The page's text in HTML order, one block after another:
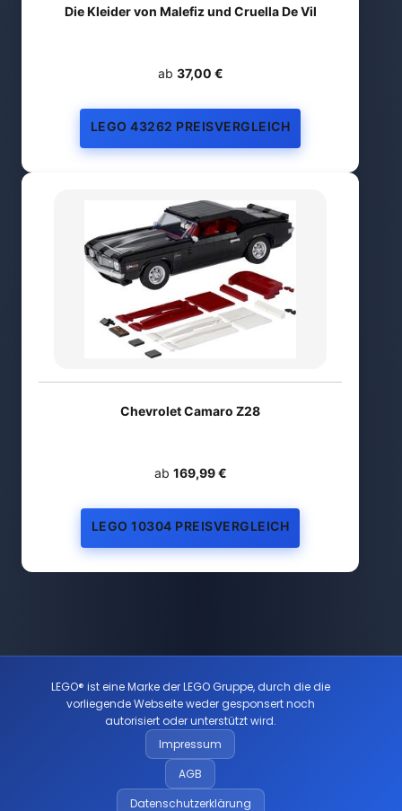
Die Kleider von Malefiz und Cruella De Vil
ab 37,00 €
LEGO 43262 PREISVERGLEICH
Chevrolet Camaro Z28
ab 169,99 €
LEGO 10304 PREISVERGLEICH
LEGO® ist eine Marke der LEGO Gruppe, durch die die
vorliegende Webseite weder gesponsert noch
autorisiert oder unterstützt wird.
Impressum
AGB
Datenschutzerklärung